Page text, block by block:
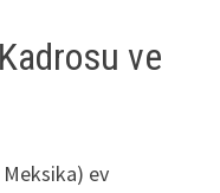
ve
Meksika) ev